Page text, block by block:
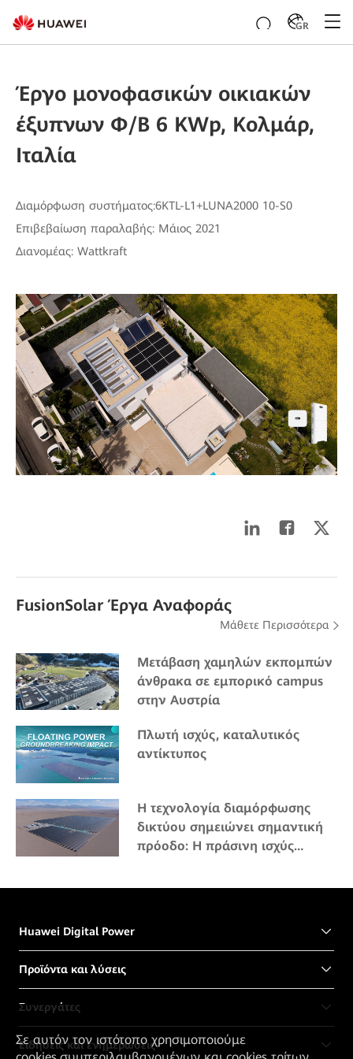
GR
Έργο μονοφασικών οικιακών
έξυπνων Φ/Β 6 KWp, Κολμάρ,
Ιταλία
Διαμόρφωση συστήματος:6KTL-L1+LUNA2000 10-S0
Επιβεβαίωση παραλαβής: Μάιος 2021
Διανομέας: Wattkraft
FusionSolar Έργα Αναφοράς
Μάθετε Περισσότερα
Μετάβαση χαμηλών εκπομπών
άνθρακα σε εμπορικό campus
στην Αυστρία
Πλωτή ισχύς, καταλυτικός
αντίκτυπος
Η τεχνολογία διαμόρφωσης
δικτύου σημειώνει σημαντική
πρόοδο: Η πράσινη ισχύς
Huawei Digital Power
Προϊόντα και λύσεις
Συνεργάτες
Ειδήσεις και ενημερώσεις
Σε αυτόν τον ιστότοπο χρησιμοποιούμε